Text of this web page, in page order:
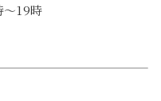
19時